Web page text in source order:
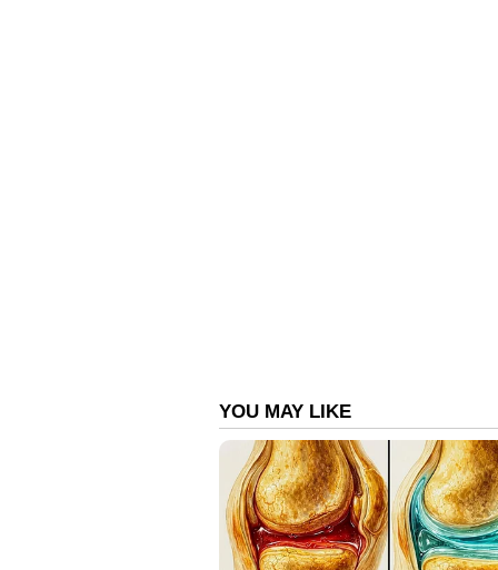
കൺട്രോളർ രാജേഷ് തിലകം,
പശ്ചാത്തല സംഗീതം രഞ്ജിൻ
വസ്ത്രാലങ്കാരം ധന്യ ബാലകൃഷ്ണൻ,
മസ്‌ക്കറ്റ്, സൗണ്ട് ഡിസൈൻ
ചീഫ് അസ്സോസിയേറ്റ് ഡയറക്ടർ